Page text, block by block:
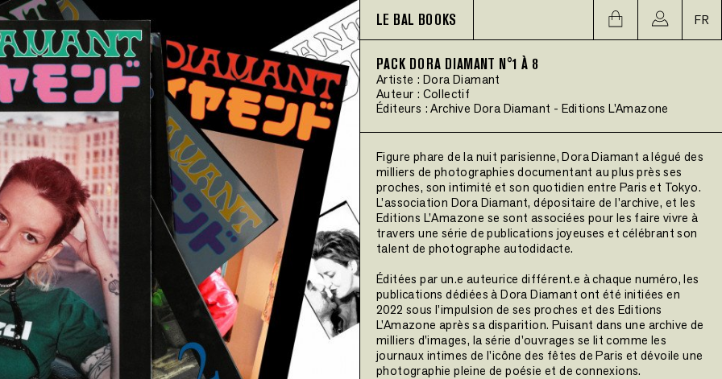
LE BAL BOOKS FR
PACK DORA DIAMANT N°1 À 8
Artiste : Dora Diamant
Auteur : Collectif
Éditeurs :Archive Dora Diamant - Editions L'Amazone
Figure phare de la nuit parisienne, Dora Diamant a légué des
milliers de photographies documentant au plus près ses
proches, son intimité et son quotidien entre Paris et Tokyo.
L’association Dora Diamant, dépositaire de l’archive, et les
Editions L’Amazone se sont associées pour les faire vivre à
travers une série de publications joyeuses et célébrant son
talent de photographe autodidacte.
Éditées par un.e auteurice différent.e à chaque numéro, les
publications dédiées à Dora Diamant ont été initiées en
2022 sous l'impulsion de ses proches et des Editions
L'Amazone après sa disparition. Puisant dans une archive de
milliers d'images, la série d'ouvrages se lit comme les
journaux intimes de l'icône des fêtes de Paris et dévoile une
photographie pleine de poésie et de connexions.